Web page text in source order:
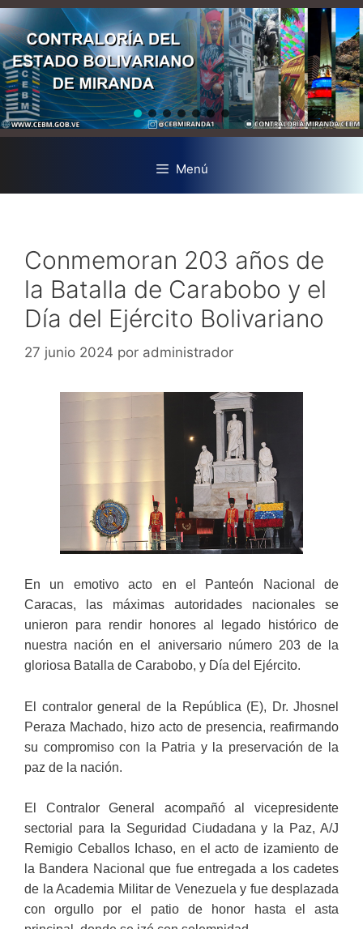
Menú
Conmemoran 203 años de
la Batalla de Carabobo y el
Día del Ejército Bolivariano
27 junio 2024 por administrador
En un emotivo acto en el Panteón Nacional de
Caracas, las máximas autoridades nacionales se
unieron para rendir honores al legado histórico de
nuestra nación en el aniversario número 203 de la
gloriosa Batalla de Carabobo, y Día del Ejército.
El contralor general de la República (E), Dr. Jhosnel
Peraza Machado, hizo acto de presencia, reafirmando
su compromiso con la Patria y la preservación de la
paz de la nación.
El Contralor General acompañó al vicepresidente
sectorial para la Seguridad Ciudadana y la Paz, A/J
Remigio Ceballos Ichaso, en el acto de izamiento de
la Bandera Nacional que fue entregada a los cadetes
de la Academia Militar de Venezuela y fue desplazada
con orgullo por el patio de honor hasta el asta